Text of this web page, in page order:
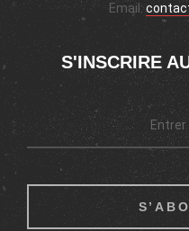
Email:
S'INSCRIRE